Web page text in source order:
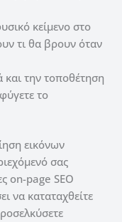
κείμενο στο
τι θα βρουν όταν
την τοποθέτηση
το
εικόνων
σας
on-page SEO
να καταταχθείτε